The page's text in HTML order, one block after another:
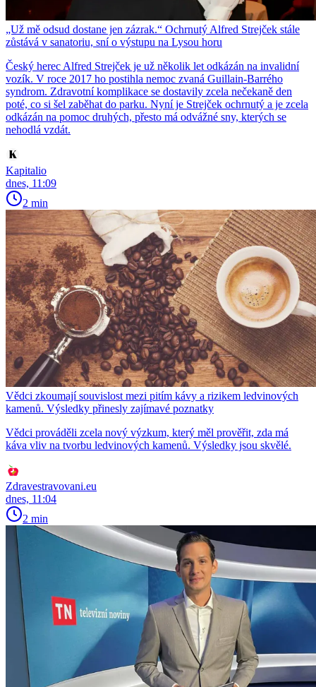
„Už mě odsud dostane jen zázrak.“ Ochrnutý Alfred Strejček stále
zůstává v sanatoriu, sní o výstupu na Lysou horu
Český herec Alfred Strejček je už několik let odkázán na invalidní
vozík. V roce 2017 ho postihla nemoc zvaná Guillain-Barrého
syndrom. Zdravotní komplikace se dostavily zcela nečekaně den
poté, co si šel zaběhat do parku. Nyní je Strejček ochrnutý a je zcela
odkázán na pomoc druhých, přesto má odvážné sny, kterých se
nehodlá vzdát.
Kapitalio
dnes, 11:09
2 min
Vědci zkoumají souvislost mezi pitím kávy a rizikem ledvinových
kamenů. Výsledky přinesly zajímavé poznatky
Vědci prováděli zcela nový výzkum, který měl prověřit, zda má
káva vliv na tvorbu ledvinových kamenů. Výsledky jsou skvělé.
Zdravestravovani.eu
dnes, 11:04
2 min